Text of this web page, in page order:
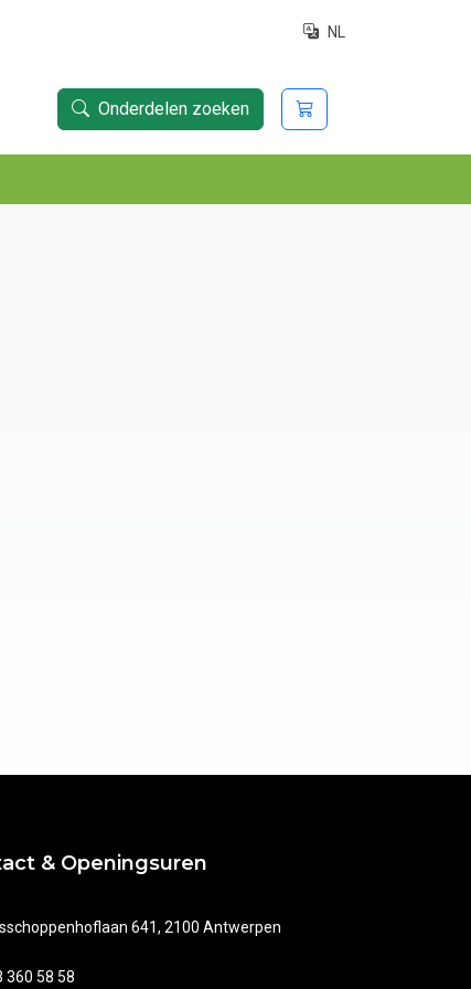
NL
Onderdelen zoeken
& Openingsuren
641, 2100 Antwerpen
360 58 58